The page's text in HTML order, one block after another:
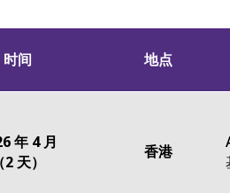
时间 地点
年 4 月
（2 天）
香港